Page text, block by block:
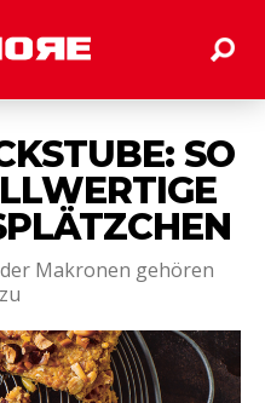
SO
Makronen gehören